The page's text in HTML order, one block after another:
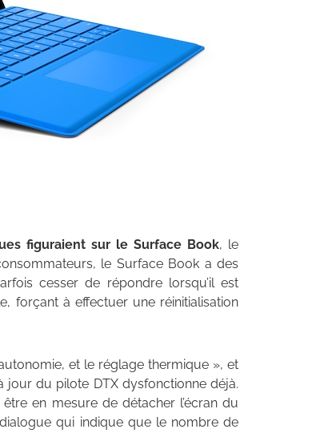
figuraient sur le Surface Book, le
le Surface Book a des
cesser de répondre lorsqu’il est
forçant à effectuer une réinitialisation
et le réglage thermique », et
jour du pilote DTX dysfonctionne déjà.
en mesure de détacher l’écran du
qui indique que le nombre de